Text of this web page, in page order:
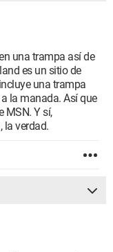
una trampa así de
es un sitio de
una trampa
la manada. Así que
MSN. Y sí,
la verdad.